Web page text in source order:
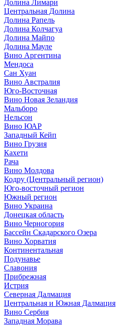
Долина Лимари
Центральная Долина
Долина Рапель
Долина Колчагуа
Долина Майпо
Долина Мауле
Вино Аргентина
Мендоса
Сан Хуан
Вино Австралия
Юго-Восточная
Вино Новая Зеландия
Мальборо
Нельсон
Вино ЮАР
Западный Кейп
Вино Грузия
Кахети
Рача
Вино Молдова
Кодру (Центральный регион)
Юго-восточный регион
Южный регион
Вино Украина
Донецкая область
Вино Черногория
Бассейн Скадарского Озера
Вино Хорватия
Континентальная
Подунавье
Славония
Прибрежная
Истрия
Северная Далмация
Центральная и Южная Далмация
Вино Сербия
Западная Морава